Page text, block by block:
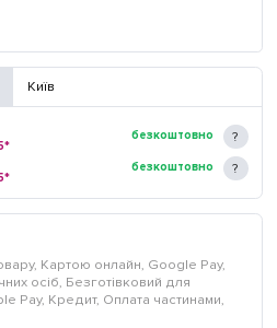
Київ
безкоштовно
безкоштовно
Картою онлайн, Google Pay,
осіб, Безготівковий для
Pay, Кредит, Оплата частинами,